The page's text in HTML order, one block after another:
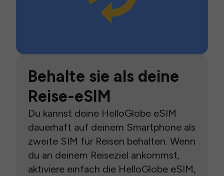
Behalte sie als deine
Reise-eSIM
Du kannst deine HelloGlobe eSIM
dauerhaft auf deinem Smartphone als
zweite SIM für Reisen behalten. Wenn
du an deinem Reiseziel ankommst,
aktiviere einfach die HelloGlobe eSIM,